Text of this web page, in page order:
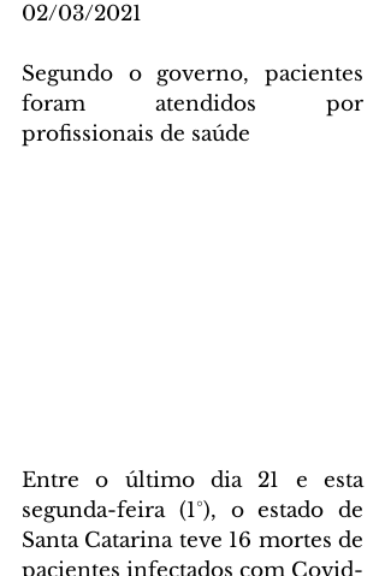
02/03/2021
Segundo o governo, pacientes
foram atendidos por
profissionais de saúde
Entre o último dia 21 e esta
segunda-feira (1°), o estado de
Santa Catarina teve 16 mortes de
pacientes infectados com Covid-